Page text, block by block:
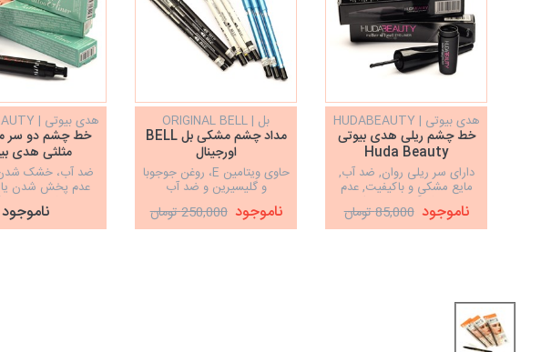
هدی بیوتی | HUDABEAUTY
خط چشم ریلی هدی بیوتی
Huda Beauty
دارای سر ریلی روان, ضد آب,
مایع مشکی و باکیفیت, عدم
پخش شدگی پشت پلک‌ها
ناموجود 85,000 تومان
بل | ORIGINAL BELL
مداد چشم مشکی بل BELL
اورجینال
حاوی ویتامین E، روغن جوجوبا
و گلیسیرین و ضد آب
ناموجود 250,000 تومان
هدی بیوتی | HUDABEAUTY
خط چشم دو سر
مثلثی هدی
ضد آب، خشک
عدم پخش شدن
شدن روی پلک
ناموجود